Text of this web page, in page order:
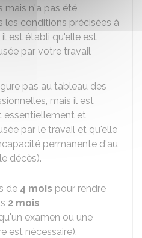
mais n'a pas été
les conditions précisées à
est établi qu'elle est
par votre travail
pas au tableau des
mais il est
essentiellement et
par le travail et qu'elle
permanente d'au
décès).
de 4 mois pour rendre
2 mois
examen ou une
est nécessaire).